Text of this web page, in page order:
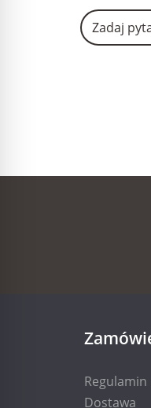
Zadaj
Regulamin
Dostawa